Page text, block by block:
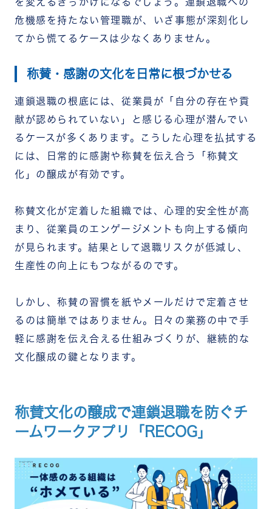
危機感を持たない管理職が、いざ事態が深刻化し
てから慌てるケースは少なくありません。
称賛・感謝の文化を日常に根づかせる
連鎖退職の根底には、従業員が「自分の存在や貢
献が認められていない」と感じる心理が潜んでい
るケースが多くあります。こうした心理を払拭する
には、日常的に感謝や称賛を伝え合う「称賛文
化」の醸成が有効です。
称賛文化が定着した組織では、心理的安全性が高
まり、従業員のエンゲージメントも向上する傾向
が見られます。結果として退職リスクが低減し、
生産性の向上にもつながるのです。
しかし、称賛の習慣を紙やメールだけで定着させ
るのは簡単ではありません。日々の業務の中で手
軽に感謝を伝え合える仕組みづくりが、継続的な
文化醸成の鍵となります。
称賛文化の醸成で連鎖退職を防ぐチ
ームワークアプリ「RECOG」